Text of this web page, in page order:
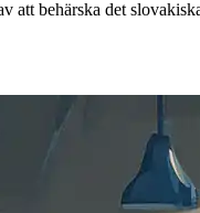
att behärska det